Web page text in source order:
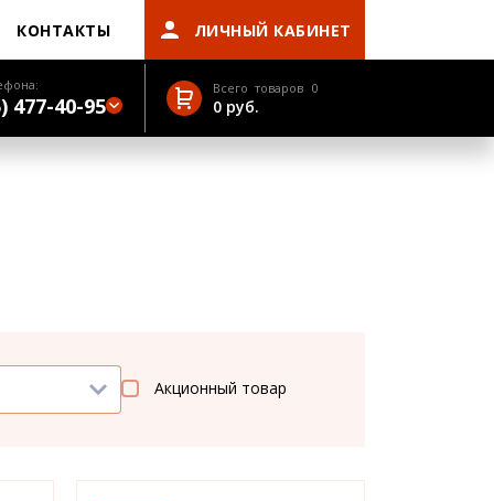
КОНТАКТЫ ЛИЧНЫЙ КАБИНЕТ
477-40-95
Всего товаров 0
0 руб.
Акционный товар